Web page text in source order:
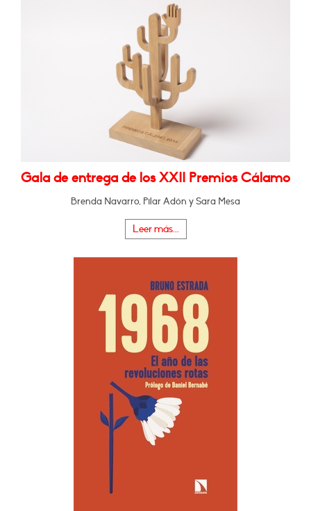
Gala de entrega de los XXII Premios Cálamo
Brenda Navarro, Pilar Adón y Sara Mesa
Leer más...